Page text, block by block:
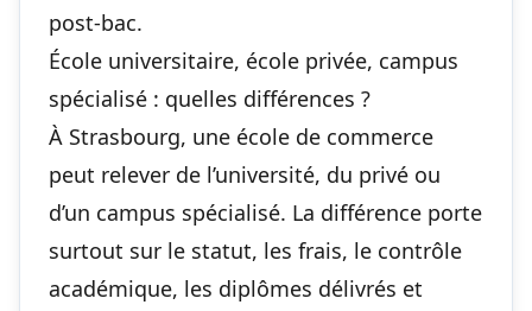
post-bac.
École universitaire, école privée, campus
spécialisé : quelles différences ?
À Strasbourg, une école de commerce
peut relever de l’université, du privé ou
d’un campus spécialisé. La différence porte
surtout sur le statut, les frais, le contrôle
académique, les diplômes délivrés et